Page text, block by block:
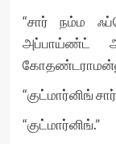
“சார் நம்ம
அப்பாய்ண்ட்
“குட்மார்னிங்
“குட்மார்னிங்.”